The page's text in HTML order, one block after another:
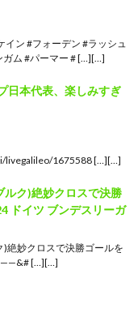
イン #フォーデン #ラッシュ
ガム #パーマー # […][…]
日本代表、楽しみすぎ
livegalileo/1675588 […][…]
ルク)絶妙クロスで決勝
ドイツ ブンデスリーガ
)絶妙クロスで決勝ゴールを
——&# […][…]